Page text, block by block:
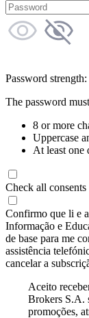
Password strength:
The password
8 or more
Uppercase
At least one
Check all consents
Confirmo que li e
Informação e
de base para me
assistência
cancelar a
Aceito
Brokers S.A.
promoções,